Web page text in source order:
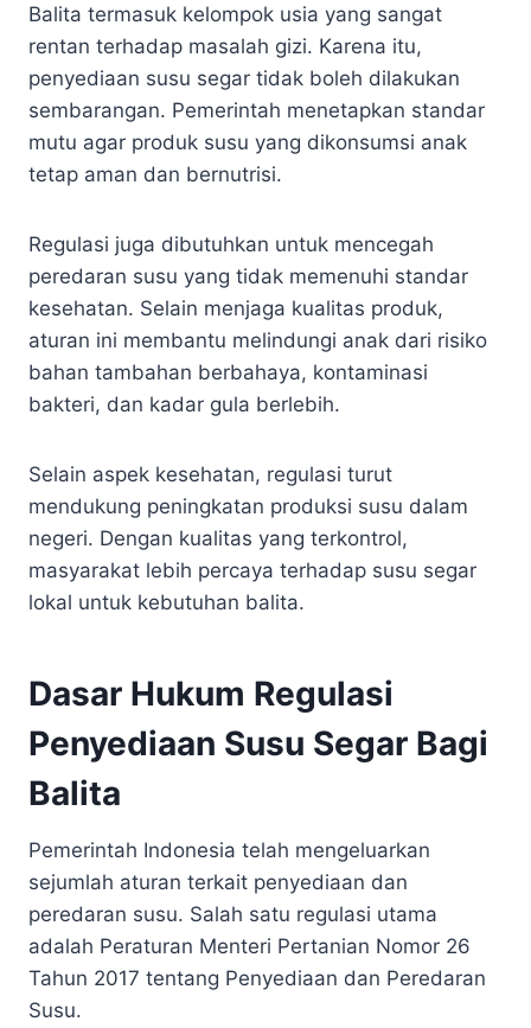
Balita termasuk kelompok usia yang sangat
rentan terhadap masalah gizi. Karena itu,
penyediaan susu segar tidak boleh dilakukan
sembarangan. Pemerintah menetapkan standar
mutu agar produk susu yang dikonsumsi anak
tetap aman dan bernutrisi.
Regulasi juga dibutuhkan untuk mencegah
peredaran susu yang tidak memenuhi standar
kesehatan. Selain menjaga kualitas produk,
aturan ini membantu melindungi anak dari risiko
bahan tambahan berbahaya, kontaminasi
bakteri, dan kadar gula berlebih.
Selain aspek kesehatan, regulasi turut
mendukung peningkatan produksi susu dalam
negeri. Dengan kualitas yang terkontrol,
masyarakat lebih percaya terhadap susu segar
lokal untuk kebutuhan balita.
Dasar Hukum Regulasi
Penyediaan Susu Segar Bagi
Balita
Pemerintah Indonesia telah mengeluarkan
sejumlah aturan terkait penyediaan dan
peredaran susu. Salah satu regulasi utama
adalah Peraturan Menteri Pertanian Nomor 26
Tahun 2017 tentang Penyediaan dan Peredaran
Susu.